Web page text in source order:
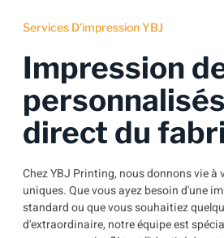
Services D'impression YBJ
Impression
direct du
Chez YBJ Printing, nous donnons vie à
uniques. Que vous ayez besoin d'une
standard ou que vous souhaitiez
d'extraordinaire, notre équipe est